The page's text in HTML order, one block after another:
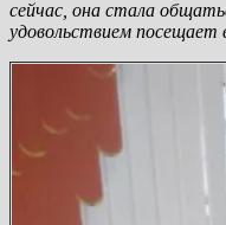
сейчас, она стала
удовольствием